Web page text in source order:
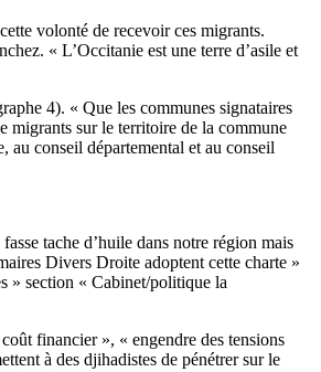
volonté de recevoir ces migrants.
« L’Occitanie est une terre d’asile et
4). « Que les communes signataires
migrants sur le territoire de la commune
au conseil départemental et au conseil
tache d’huile dans notre région mais
Divers Droite adoptent cette charte »
» section « Cabinet/politique la
financier », « engendre des tensions
à des djihadistes de pénétrer sur le